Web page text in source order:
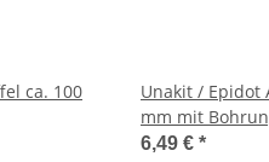
ca. 100
Unakit / Epidot Anhänger
mm mit
6,49 € *